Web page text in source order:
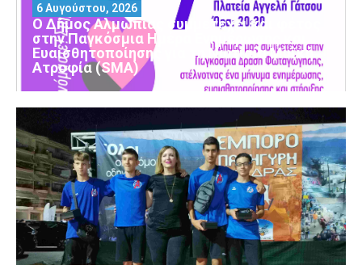
Ο Δήμος Αλμωπίας συμμετέχει και φέτος
στην Παγκόσμια Ημέρα Ενημέρωσης και
Ευαισθητοποίησης για τη Νωτιαία Μυϊκή
Ατροφία (SMA)
6 Αυγούστου, 2026